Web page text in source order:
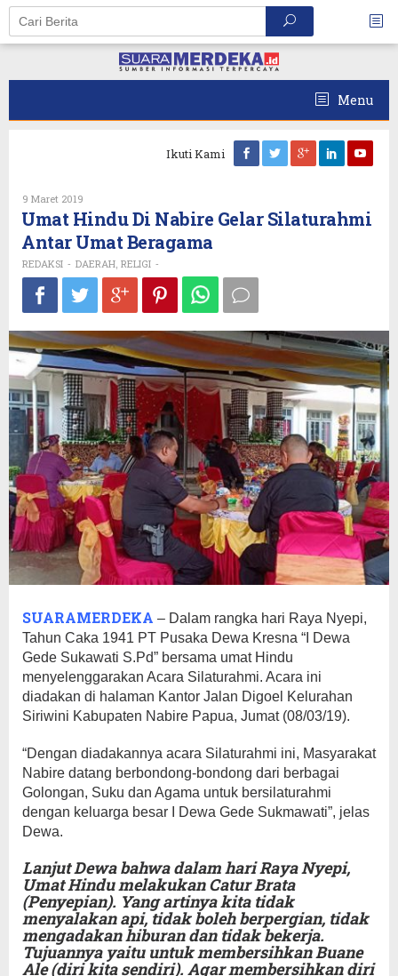
Skip
content
Menu
Ikuti Kami
9 Maret 2019
REDAKSI
Umat Hindu Di Nabire Gelar Silaturahmi
Antar Umat Beragama
REDAKSI - DAERAH RELIGI -
SUARAMERDEKA – Dalam rangka hari Raya Nyepi,
Tahun Caka 1941 PT Pusaka Dewa Kresna “I Dewa
Gede Sukawati S.Pd” bersama umat Hindu
menyelenggarakan Acara Silaturahmi. Acara ini
diadakan di halaman Kantor Jalan Digoel Kelurahan
Siriwini Kabupaten Nabire Papua, Jumat (08/03/19).
“Dengan diadakannya acara Silaturahmi ini, Masyarakat
Nabire datang berbondong-bondong dari berbagai
Golongan, Suku dan Agama untuk bersilaturahmi
dengan keluarga besar I Dewa Gede Sukmawati”, jelas
Dewa.
Lanjut Dewa bahwa dalam hari Raya Nyepi,
Umat Hindu melakukan Catur Brata
(Penyepian). Yang artinya kita tidak
menyalakan api, tidak boleh berpergian, tidak
mengadakan hiburan dan tidak bekerja.
Tujuannya yaitu untuk membersihkan Buane
Ale (diri kita sendiri). Agar membersihkan diri